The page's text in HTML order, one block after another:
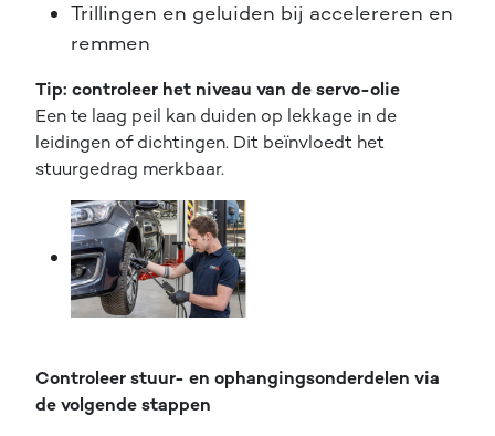
Trillingen en geluiden bij accelereren en
remmen
Tip: controleer het niveau van de servo-olie
Een te laag peil kan duiden op lekkage in de
leidingen of dichtingen. Dit beïnvloedt het
stuurgedrag merkbaar.
Controleer stuur- en ophangingsonderdelen via
de volgende stappen